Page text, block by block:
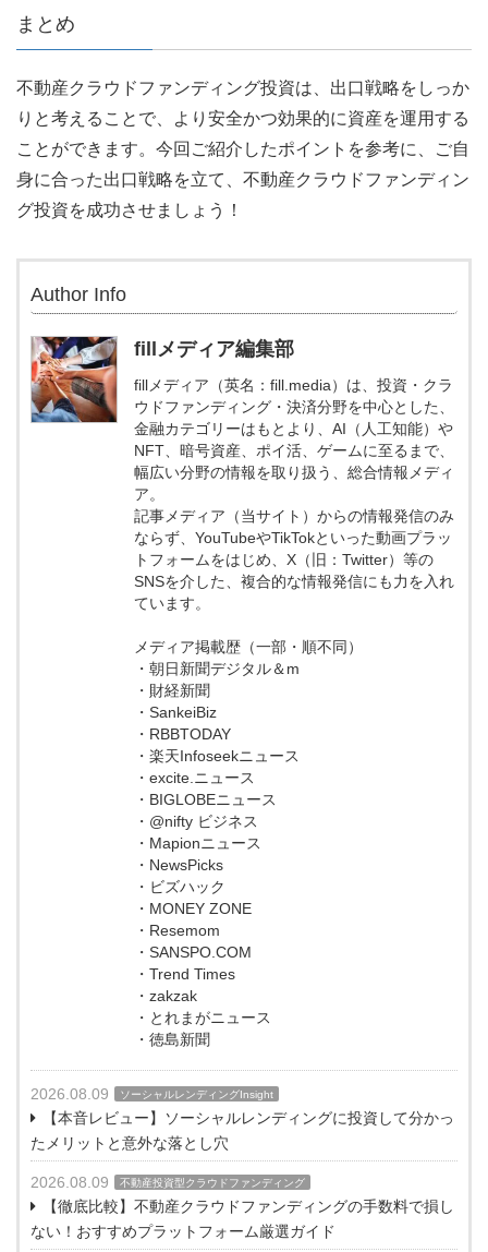
まとめ
不動産クラウドファンディング投資は、出口戦略をしっか
りと考えることで、より安全かつ効果的に資産を運用する
ことができます。今回ご紹介したポイントを参考に、ご自
身に合った出口戦略を立て、不動産クラウドファンディン
グ投資を成功させましょう！
Author Info
fillメディア編集部
fillメディア（英名：fill.media）は、投資・クラ
ウドファンディング・決済分野を中心とした、
金融カテゴリーはもとより、AI（人工知能）や
NFT、暗号資産、ポイ活、ゲームに至るまで、
幅広い分野の情報を取り扱う、総合情報メディ
ア。
記事メディア（当サイト）からの情報発信のみ
ならず、YouTubeやTikTokといった動画プラッ
トフォームをはじめ、X（旧：Twitter）等の
SNSを介した、複合的な情報発信にも力を入れ
ています。
メディア掲載歴（一部・順不同）
・朝日新聞デジタル＆m
・財経新聞
・SankeiBiz
・RBBTODAY
・楽天Infoseekニュース
・excite.ニュース
・BIGLOBEニュース
・@nifty ビジネス
・Mapionニュース
・NewsPicks
・ビズハック
・MONEY ZONE
・Resemom
・SANSPO.COM
・Trend Times
・zakzak
・とれまがニュース
・徳島新聞
2026.08.09 ソーシャルレンディングInsight
【本音レビュー】ソーシャルレンディングに投資して分かっ
たメリットと意外な落とし穴
2026.08.09 不動産投資型クラウドファンディング
【徹底比較】不動産クラウドファンディングの手数料で損し
ない！おすすめプラットフォーム厳選ガイド